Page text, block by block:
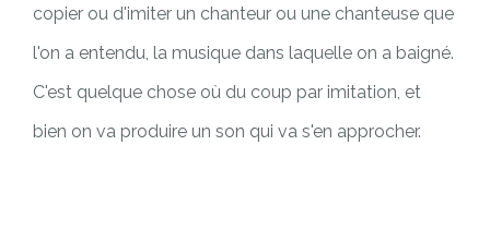
copier ou d'imiter un chanteur ou une chanteuse que
l'on a entendu, la musique dans laquelle on a baigné.
C'est quelque chose où du coup par imitation, et
bien on va produire un son qui va s'en approcher.